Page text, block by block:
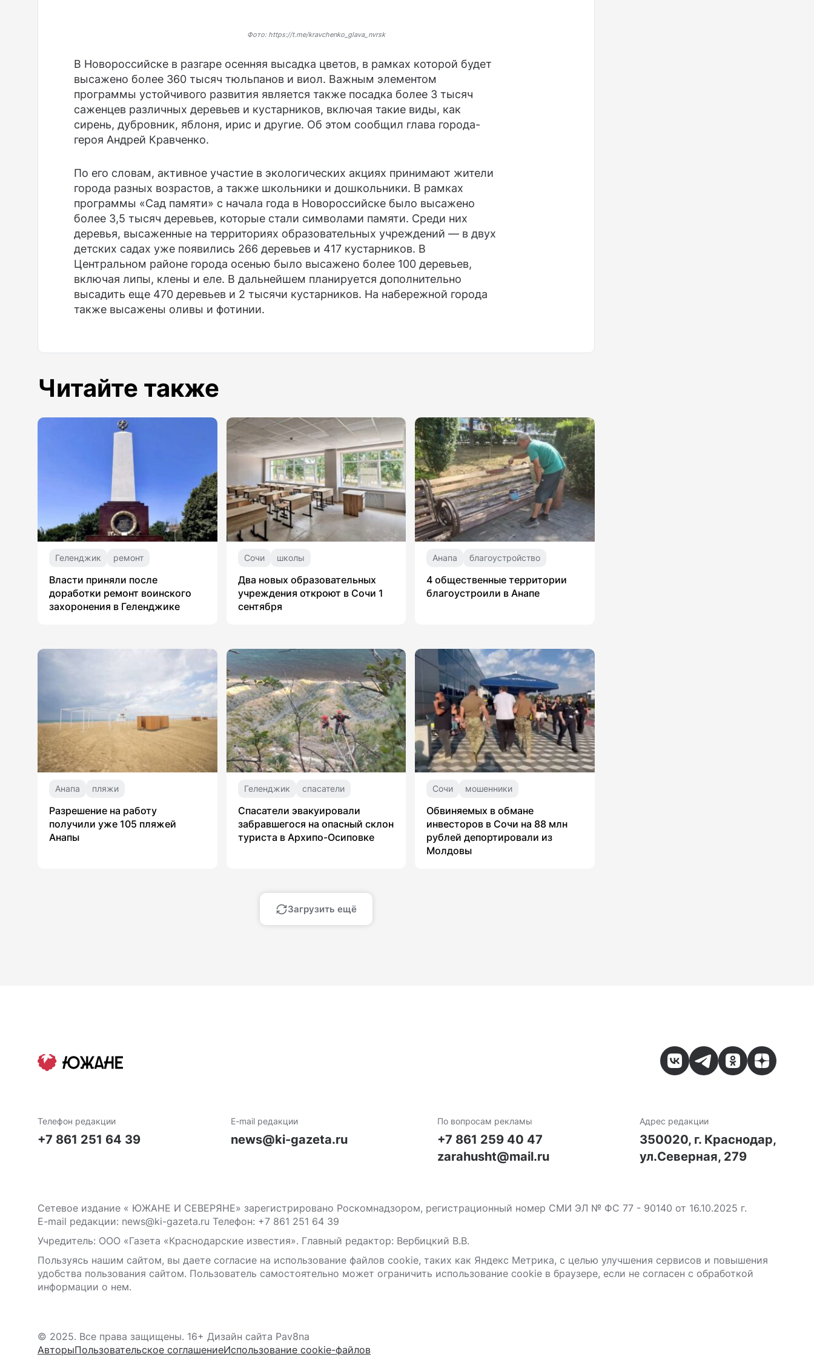
Фото: https://t.me/kravchenko_glava_nvrsk
В Новороссийске в разгаре осенняя высадка цветов, в рамках которой будет
высажено более 360 тысяч тюльпанов и виол. Важным элементом
программы устойчивого развития является также посадка более 3 тысяч
саженцев различных деревьев и кустарников, включая такие виды, как
сирень, дубровник, яблоня, ирис и другие. Об этом сообщил глава города-
героя Андрей Кравченко.
По его словам, активное участие в экологических акциях принимают жители
города разных возрастов, а также школьники и дошкольники. В рамках
программы «Сад памяти» с начала года в Новороссийске было высажено
более 3,5 тысяч деревьев, которые стали символами памяти. Среди них
деревья, высаженные на территориях образовательных учреждений — в двух
детских садах уже появились 266 деревьев и 417 кустарников. В
Центральном районе города осенью было высажено более 100 деревьев,
включая липы, клены и еле. В дальнейшем планируется дополнительно
высадить еще 470 деревьев и 2 тысячи кустарников. На набережной города
также высажены оливы и фотинии.
Читайте также
Геленджик ремонт
Власти приняли после
доработки ремонт воинского
захоронения в Геленджике
Сочи школы
Два новых образовательных
учреждения откроют в Сочи 1
сентября
Анапа благоустройство
4 общественные территории
благоустроили в Анапе
Анапа пляжи
Разрешение на работу
получили уже 105 пляжей
Анапы
Геленджик спасатели
Спасатели эвакуировали
забравшегося на опасный склон
туриста в Архипо-Осиповке
Сочи мошенники
Обвиняемых в обмане
инвесторов в Сочи на 88 млн
рублей депортировали из
Молдовы
Загрузить ещё
Телефон редакции
+7 861 251 64 39
E-mail редакции
news@ki-gazeta.ru
По вопросам рекламы
+7 861 259 40 47
zarahusht@mail.ru
Адрес редакции
350020, г. Краснодар,
ул.Северная, 279
Сетевое издание « ЮЖАНЕ И СЕВЕРЯНЕ» зарегистрировано Роскомнадзором, регистрационный номер СМИ ЭЛ № ФС 77 - 90140 от 16.10.2025 г.
E-mail редакции: news@ki-gazeta.ru Телефон: +7 861 251 64 39
Учредитель: ООО «Газета «Краснодарские известия». Главный редактор: Вербицкий В.В.
Пользуясь нашим сайтом, вы даете согласие на использование файлов сооkіе, таких как Яндекс Метрика, с целью улучшения сервисов и повышения
удобства пользования сайтом. Пользователь самостоятельно может ограничить использование сооkіе в браузере, если не согласен с обработкой
информации о нем.
© 2025. Все права защищены. 16+ Дизайн сайта Pav8na
АвторыПользовательское соглашениеИспользование cookie-файлов